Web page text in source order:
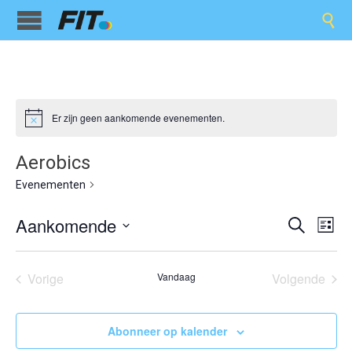

Er zijn geen aankomende evenementen.
Aerobics
Evenementen
Zoeken
en
Zoeken
Lijst
Aankomende
datum.
Vorige
Vandaag
Volgende
Abonneer op kalender